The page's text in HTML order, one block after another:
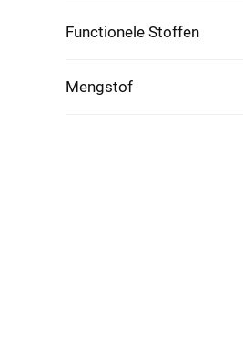
Functionele Stoffen
Mengstof